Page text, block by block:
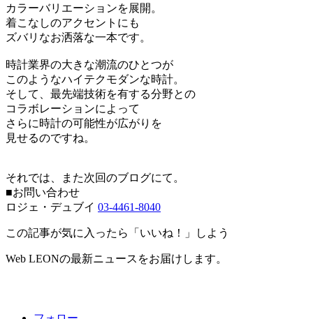
カラーバリエーションを展開。
着こなしのアクセントにも
ズバリなお洒落な一本です。
時計業界の大きな潮流のひとつが
このようなハイテクモダンな時計。
そして、最先端技術を有する分野との
コラボレーションによって
さらに時計の可能性が広がりを
見せるのですね。
それでは、また次回のブログにて。
■お問い合わせ
ロジェ・デュブイ 03-4461-8040
この記事が気に入ったら「いいね！」しよう
Web LEONの最新ニュースをお届けします。